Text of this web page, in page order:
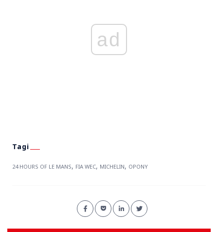
ad
24 HOURS OF LE MANS, FIA WEC, MICHELIN, OPONY